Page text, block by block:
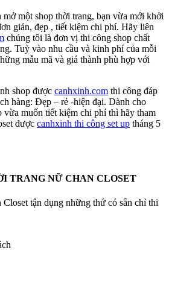
một shop thời trang, bạn vừa mới khởi
giản, đẹp , tiết kiệm chi phí. Hãy liên
chúng tôi là đơn vị thi công shop chất
Tuỳ vào nhu cầu và kinh phí của mỗi
mẫu mã và giá thành phù hợp với
shop được canhxinh.com thi công đáp
hàng: Đẹp – rẻ -hiện đại. Dành cho
muốn tiết kiệm chi phí thì hãy tham
được canhxinh thi công set up tháng 5
TRANG NỮ CHAN CLOSET
tận dụng những thứ có sẵn chỉ thi